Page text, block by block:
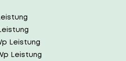
Leistung
Leistung